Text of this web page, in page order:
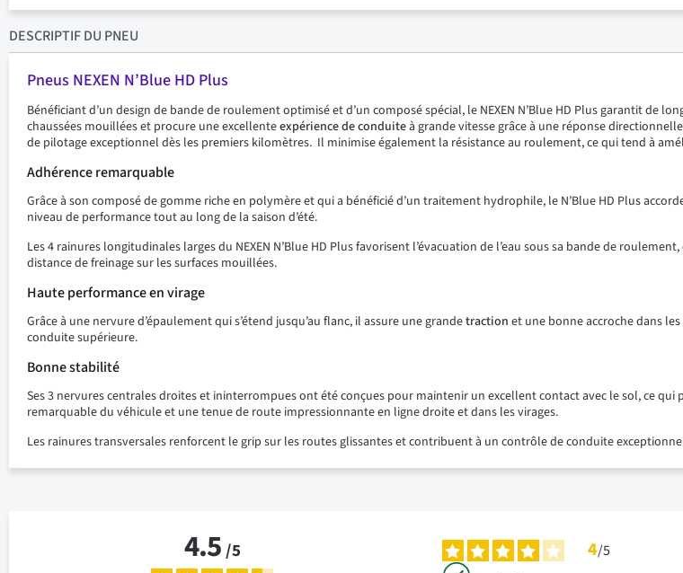
DESCRIPTIFDU PNEU
Pneus NEXEN N’Blue HD Plus
Bénéficiant d’un design de bande de roulement optimisé et d’un composé spécial, le NEXEN N’Blue HD Plus garantit de
chaussées mouillées et procure une excellenteexpérience de conduiteà grande vitesse grâce à une réponse
de pilotage exceptionnel dès les premiers kilomètres. Il minimise également la résistance au roulement, ce qui tend à
Adhérence remarquable
Grâce à son composé de gomme riche en polymère et qui a bénéficié d’un traitement hydrophile, le N’Blue HD Plus
niveau de performance tout au long de la saison d’été.
Les 4 rainures longitudinales larges du NEXEN N’Blue HD Plus favorisent l’évacuation de l’eau sous sa bande de
distance de freinage sur les surfaces mouillées.
Haute performance en virage
Grâce à une nervure d’épaulement qui s’étend jusqu’au flanc, il assure une grandetraction et une bonne accroche dans
conduite supérieure.
Bonne stabilité
Ses 3 nervures centrales droites et ininterrompues ont été conçues pour maintenir un excellent contact avec le sol, ce qui
remarquable du véhicule et une tenue de route impressionnante en ligne droite et dans les virages.
Les rainures transversales renforcent le grip sur les routes glissantes et contribuent à un contrôle de conduite
4.5/5 4/5